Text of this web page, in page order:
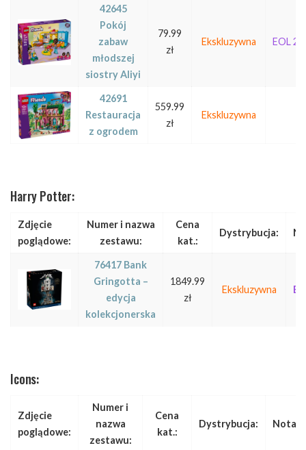
42645
Pokój
zabaw
młodszej
siostry Aliyi
79.99
zł
Ekskluzywna EOL
42691
Restauracja
z ogrodem
559.99
zł
Ekskluzywna
Harry Potter:
Zdjęcie
poglądowe:
Numer i nazwa
zestawu:
Cena
kat.:
Dystrybucja:
76417 Bank
Gringotta –
edycja
kolekcjonerska
1849.99
zł
Ekskluzywna
Icons:
Zdjęcie
poglądowe:
Numer i
nazwa
zestawu:
Cena
kat.:
Dystrybucja: